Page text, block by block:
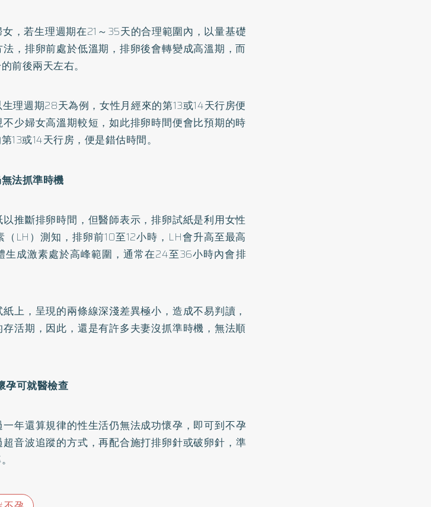
，若生理週期在21～35天的合理範圍內，以量基礎
，排卵前處於低溫期，排卵後會轉變成高溫期，而
前後兩天左右。
理週期28天為例，女性月經來的第13或14天行房便
少婦女高溫期較短，如此排卵時間便會比預期的時
13或14天行房，便是錯估時間。
法抓準時機
推斷排卵時間，但醫師表示，排卵試紙是利用女性
LH）測知，排卵前10至12小時，LH會升高至最高
生成激素處於高峰範圍，通常在24至36小時內會排
上，呈現的兩條線深淺差異極小，造成不易判讀，
活期，因此，還是有許多夫妻沒抓準時機，無法順
可就醫檢查
年還算規律的性生活仍無法成功懷孕，即可到不孕
音波追蹤的方式，再配合施打排卵針或破卵針，準